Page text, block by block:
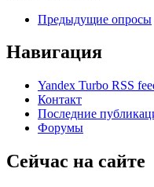
Предыдущие опросы
Навигация
Yandex Turbo RSS
Контакт
Последние
Форумы
Сейчас на сайте